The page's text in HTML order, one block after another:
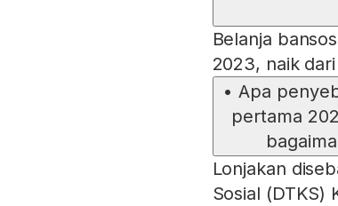
Belanja
2023, naik
• Apa
pertama
Lonjakan
Sosial (DTKS)